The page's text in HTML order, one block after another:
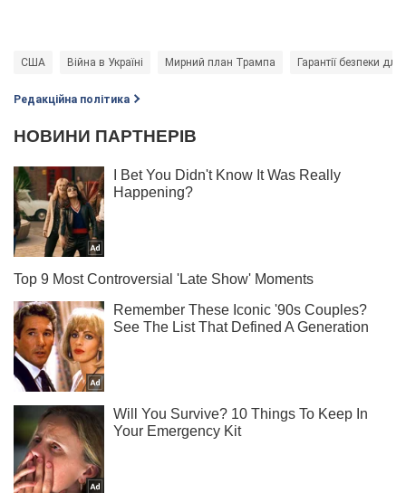
США Війна в Україні Мирний план Трампа Гарантії безпеки для
Редакційна політика